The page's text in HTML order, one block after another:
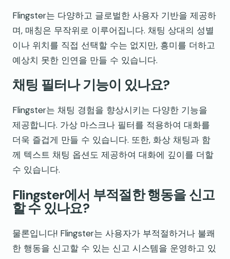
Flingster는 다양하고 글로벌한 사용자 기반을 제공하
며, 매칭은 무작위로 이루어집니다. 채팅 상대의 성별
이나 위치를 직접 선택할 수는 없지만, 흥미를 더하고
예상치 못한 인연을 만들 수 있습니다.
채팅 필터나 기능이 있나요?
Flingster는 채팅 경험을 향상시키는 다양한 기능을
제공합니다. 가상 마스크나 필터를 적용하여 대화를
더욱 즐겁게 만들 수 있습니다. 또한, 화상 채팅과 함
께 텍스트 채팅 옵션도 제공하여 대화에 깊이를 더할
수 있습니다.
Flingster에서 부적절한 행동을 신고
할 수 있나요?
물론입니다! Flingster는 사용자가 부적절하거나 불쾌
한 행동을 신고할 수 있는 신고 시스템을 운영하고 있